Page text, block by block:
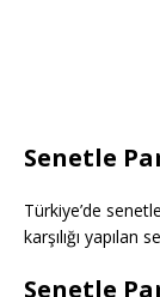
Senetle
Türkiye’de
karşılığı yapılan
Senetle